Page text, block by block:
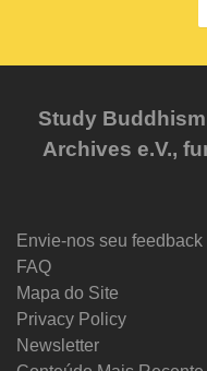
Study
Archives e.V.,
Envie-nos seu feedback
FAQ
Mapa do Site
Privacy Policy
Newsletter